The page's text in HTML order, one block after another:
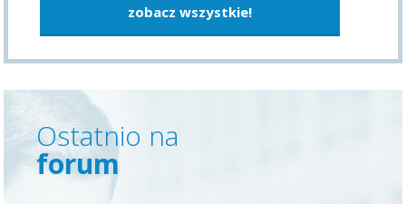
zobacz wszystkie!
Ostatnio na
forum